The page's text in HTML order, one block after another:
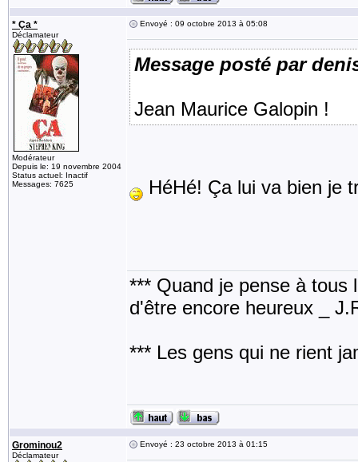
* Ça *
Déclamateur
Modérateur
Depuis le: 19 novembre 2004
Status actuel: Inactif
Messages: 7625
Envoyé : 09 octobre 2013 à 05:08
Message posté par
Jean Maurice Galopin !
HéHé! Ça lui va bien je
*** Quand je pense à tous
d'être encore heureux _
*** Les gens qui ne rient
Grominou2
Déclamateur
Envoyé : 23 octobre 2013 à 01:15